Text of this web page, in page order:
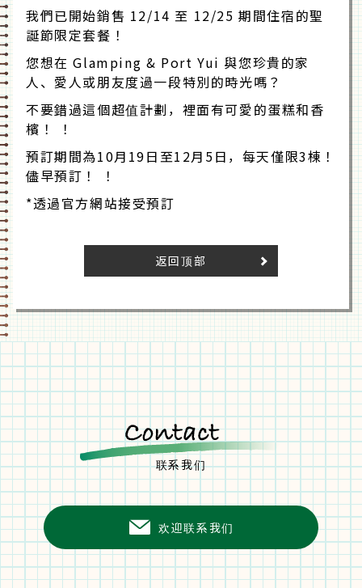
我們已開始銷售 12/14 至 12/25 期間住宿的聖
誕節限定套餐！
您想在 Glamping & Port Yui 與您珍貴的家
人、愛人或朋友度過一段特別的時光嗎？
不要錯過這個超值計劃，裡面有可愛的蛋糕和香
檳！ ！
預訂期間為10月19日至12月5日，每天僅限3棟！
儘早預訂！ ！
*透過官方網站接受預訂
返回顶部
联系我们
欢迎联系我们